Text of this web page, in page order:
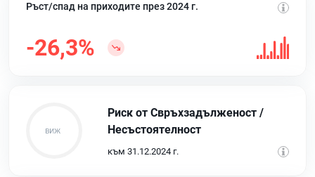
Ръст/спад на приходите през 2024 г.
-26,3%
Риск от Свръхзадълженост /
Несъстоятелност
към 31.12.2024 г.